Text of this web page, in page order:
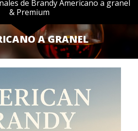
de Brandy Americano a granel
& Premium
A GRANEL